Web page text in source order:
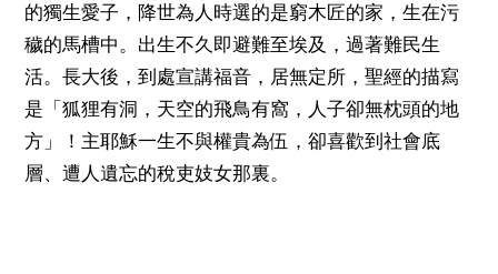
的獨生愛子，降世為人時選的是窮木匠的家，生在污
穢的馬槽中。出生不久即避難至埃及，過著難民生
活。長大後，到處宣講福音，居無定所，聖經的描寫
是「狐狸有洞，天空的飛鳥有窩，人子卻無枕頭的地
方」！主耶穌一生不與權貴為伍，卻喜歡到社會底
層、遭人遺忘的稅吏妓女那裏。